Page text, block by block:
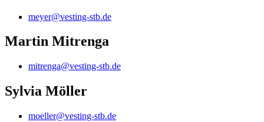
meyer@vesting-stb.de
Martin Mitrenga
mitrenga@vesting-stb.de
Sylvia Möller
moeller@vesting-stb.de